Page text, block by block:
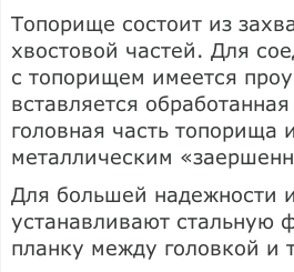
Топорище состоит из
хвостовой частей. Для
с топорищем имеется
вставляется
головная часть топорища
металлическим
Для большей надежности
устанавливают стальную
планку между головкой и